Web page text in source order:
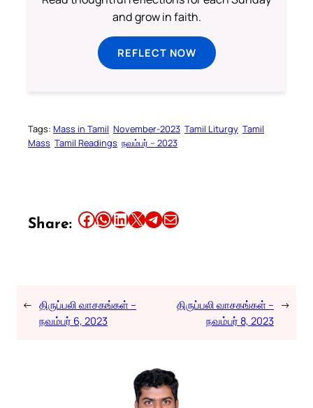
and grow in faith.
REFLECT NOW
Tags: Mass in Tamil November-2023 Tamil Liturgy Tamil
Mass Tamil Readings நவம்பர் – 2023
Share: Share this article on Facebook Share this article on WhatsApp Share this article on LinkedIn Share this article on X Share this article on TelegramEmail this Article
← திருப்பலி வாசகங்கள் –
நவம்பர் 6, 2023
திருப்பலி வாசகங்கள் –
நவம்பர் 8, 2023
→